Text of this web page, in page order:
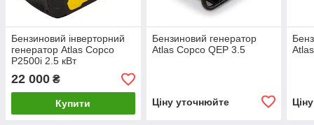
Бензиновий інверторний
генератор Atlas Copco
P2500i 2.5 кВт
22 000 ₴
Купити
Бензиновий генератор
Atlas Copco QEP 3.5
Ціну уточнюйте